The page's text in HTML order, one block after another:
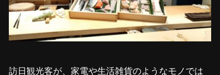
訪日観光客が、家電や生活雑貨のようなモノでは